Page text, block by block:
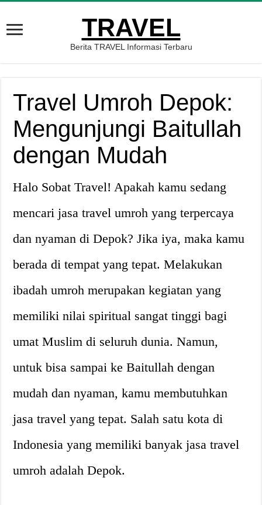
TRAVEL
Berita TRAVEL Informasi Terbaru
Travel Umroh Depok:
Mengunjungi Baitullah
dengan Mudah
Halo Sobat Travel! Apakah kamu sedang
mencari jasa travel umroh yang terpercaya
dan nyaman di Depok? Jika iya, maka kamu
berada di tempat yang tepat. Melakukan
ibadah umroh merupakan kegiatan yang
memiliki nilai spiritual sangat tinggi bagi
umat Muslim di seluruh dunia. Namun,
untuk bisa sampai ke Baitullah dengan
mudah dan nyaman, kamu membutuhkan
jasa travel yang tepat. Salah satu kota di
Indonesia yang memiliki banyak jasa travel
umroh adalah Depok.